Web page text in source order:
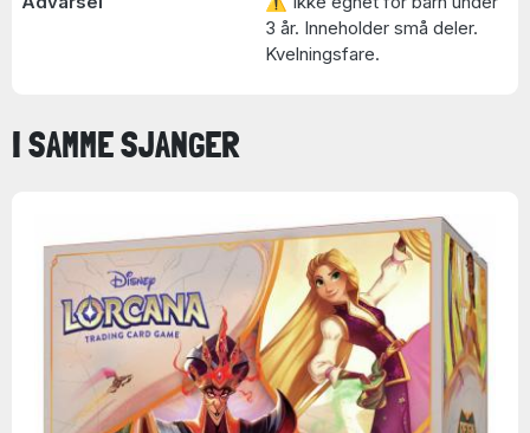
3 år. Inneholder små deler.
Kvelningsfare.
I SAMME SJANGER